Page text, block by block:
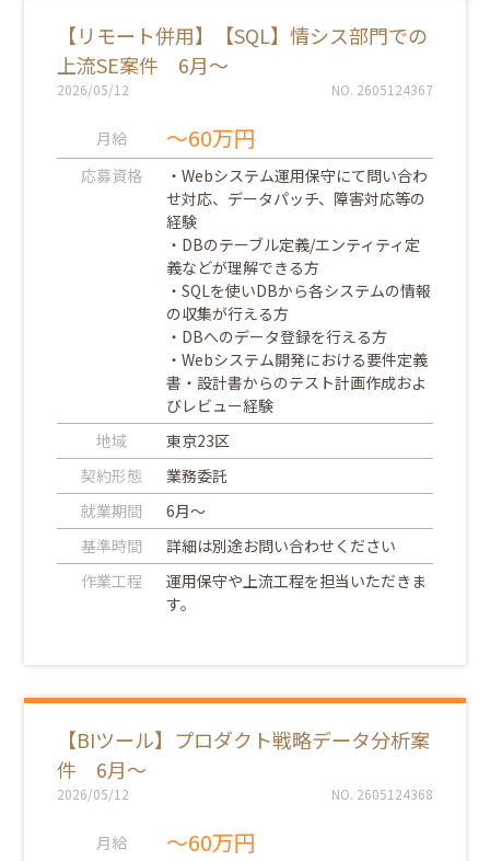
【リモート併用】【SQL】情シス部門での
上流SE案件 6月～
2026/05/12 NO. 2605124367
月給 ～60万円
応募資格
・Webシステム運用保守にて問い合わ
せ対応、データパッチ、障害対応等の
経験
・DBのテーブル定義/エンティティ定
義などが理解できる方
・SQLを使いDBから各システムの情報
の収集が行える方
・DBへのデータ登録を行える方
・Webシステム開発における要件定義
書・設計書からのテスト計画作成およ
びレビュー経験
地域
東京23区
契約形態
業務委託
就業期間
6月～
基準時間
詳細は別途お問い合わせください
作業工程
運用保守や上流工程を担当いただきま
す。
【BIツール】プロダクト戦略データ分析案
件 6月～
2026/05/12 NO. 2605124368
月給 ～60万円